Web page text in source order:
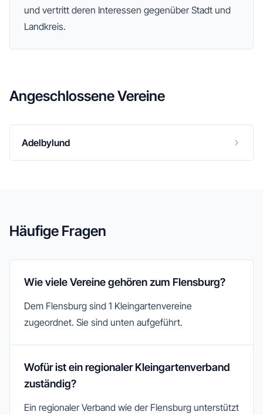
und vertritt deren Interessen gegenüber Stadt und
Landkreis.
Angeschlossene Vereine
Adelbylund
Häufige Fragen
Wie viele Vereine gehören zum Flensburg?
Dem Flensburg sind 1 Kleingartenvereine
zugeordnet. Sie sind unten aufgeführt.
Wofür ist ein regionaler Kleingartenverband
zuständig?
Ein regionaler Verband wie der Flensburg unterstützt